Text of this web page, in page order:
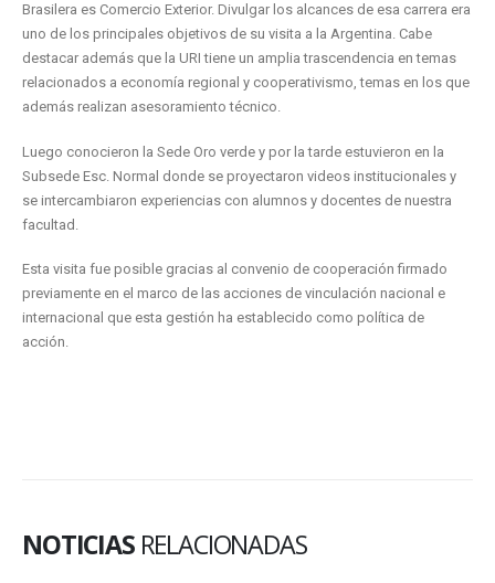
Brasilera es Comercio Exterior. Divulgar los alcances de esa carrera era
uno de los principales objetivos de su visita a la Argentina. Cabe
destacar además que la URI tiene un amplia trascendencia en temas
relacionados a economía regional y cooperativismo, temas en los que
además realizan asesoramiento técnico.
Luego conocieron la Sede Oro verde y por la tarde estuvieron en la
Subsede Esc. Normal donde se proyectaron videos institucionales y
se intercambiaron experiencias con alumnos y docentes de nuestra
facultad.
Esta visita fue posible gracias al convenio de cooperación firmado
previamente en el marco de las acciones de vinculación nacional e
internacional que esta gestión ha establecido como política de
acción.
NOTICIAS RELACIONADAS